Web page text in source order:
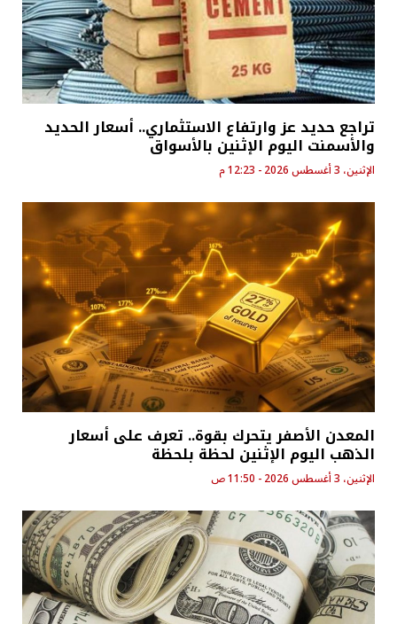
تراجع حديد عز وارتفاع الاستثماري.. أسعار الحديد
والأسمنت اليوم الإثنين بالأسواق
الإثنين، 3 أغسطس 2026 - 12:23 م
المعدن الأصفر يتحرك بقوة.. تعرف على أسعار
الذهب اليوم الإثنين لحظة بلحظة
الإثنين، 3 أغسطس 2026 - 11:50 ص